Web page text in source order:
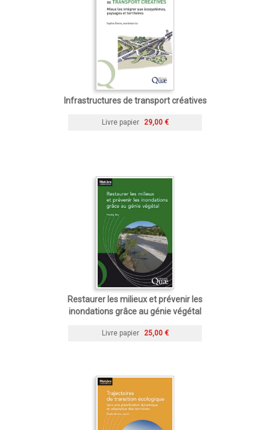
Infrastructures de transport créatives
Livre papier 29,00 €
Restaurer les milieux et prévenir les
inondations grâce au génie végétal
Livre papier 25,00 €